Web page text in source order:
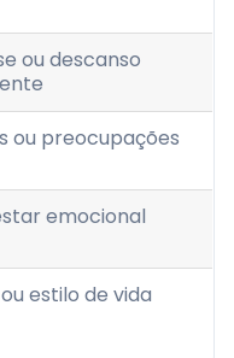
ou descanso
ou preocupações
emocional
estilo de vida